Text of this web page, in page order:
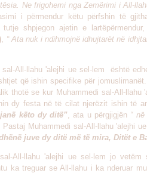
Ne frigohemi nga Zemërimi i All-
i përmendur këtu përfshin të
tutje shpjegon ajetin e
, “ Ata nuk i ndihmojnë idhujtarët në
All-llahu 'alejhi ue sel-lem është
që ishin specifike për
thotë se kur Muhammedi sal-All-llahu
dy festa në të cilat njerëzit ishin të
këto dy ditë”, ata u përgjigjën “
Pastaj Muhammedi sal-All-llahu 'alejhi
juve dy ditë më të mira, Ditët e
All-llahu 'alejhi ue sel-lem jo
ka treguar se All-llahu i ka nderuar